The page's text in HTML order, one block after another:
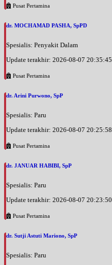
Pusat Pertamina
dr. MOCHAMAD PASHA, SpPD
Spesialis: Penyakit Dalam
Update terakhir: 2026-08-07 20:35:45
Pusat Pertamina
dr. Arini Purwono, SpP
Spesialis: Paru
Update terakhir: 2026-08-07 20:25:58
Pusat Pertamina
dr. JANUAR HABIBI, SpP
Spesialis: Paru
Update terakhir: 2026-08-07 20:23:50
Pusat Pertamina
dr. Sutji Astuti Mariono, SpP
Spesialis: Paru